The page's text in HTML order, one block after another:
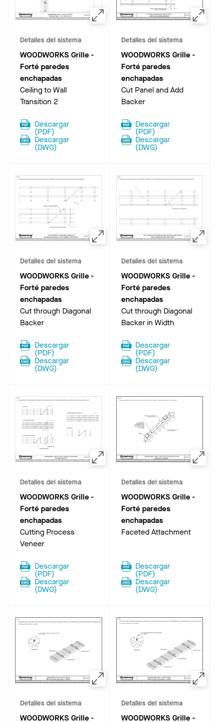
Detalles del sistema
WOODWORKS Grille -
Forté paredes
enchapadas
Ceiling to Wall
Transition 2
Descargar
(PDF)
Descargar
(DWG)
Detalles del sistema
WOODWORKS Grille -
Forté paredes
enchapadas
Cut Panel and Add
Backer
Descargar
(PDF)
Descargar
(DWG)
Detalles del sistema
WOODWORKS Grille -
Forté paredes
enchapadas
Cut through Diagonal
Backer
Descargar
(PDF)
Descargar
(DWG)
Detalles del sistema
WOODWORKS Grille -
Forté paredes
enchapadas
Cut through Diagonal
Backer in Width
Descargar
(PDF)
Descargar
(DWG)
Detalles del sistema
WOODWORKS Grille -
Forté paredes
enchapadas
Cutting Process
Veneer
Descargar
(PDF)
Descargar
(DWG)
Detalles del sistema
WOODWORKS Grille -
Forté paredes
enchapadas
Faceted Attachment
Descargar
(PDF)
Descargar
(DWG)
Detalles del sistema
WOODWORKS Grille -
Detalles del sistema
WOODWORKS Grille -